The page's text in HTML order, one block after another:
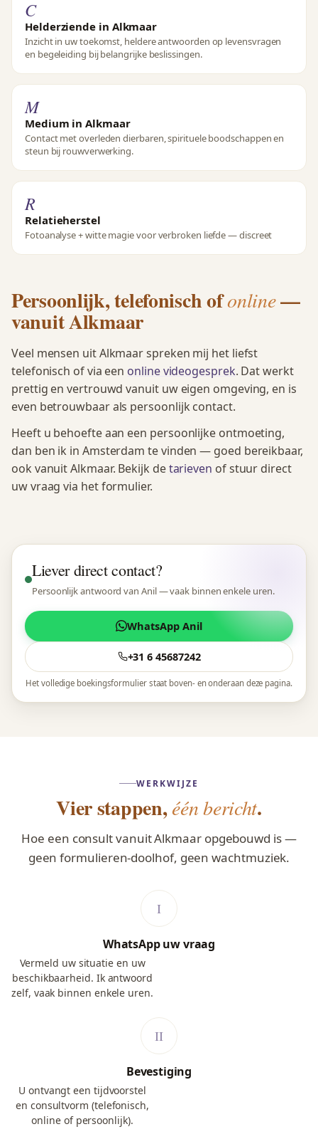
C
Helderziende in Alkmaar
Inzicht in uw toekomst, heldere antwoorden op levensvragen
en begeleiding bij belangrijke beslissingen.
M
Medium in Alkmaar
Contact met overleden dierbaren, spirituele boodschappen en
steun bij rouwverwerking.
R
Relatieherstel
Fotoanalyse + witte magie voor verbroken liefde — discreet
Persoonlijk, telefonisch ofonline—
vanuit Alkmaar
Veel mensen uit Alkmaar spreken mij het liefst
telefonisch of via een online videogesprek. Dat werkt
prettig en vertrouwd vanuit uw eigen omgeving, en is
even betrouwbaar als persoonlijk contact.
Heeft u behoefte aan een persoonlijke ontmoeting,
dan ben ik in Amsterdam te vinden — goed bereikbaar,
ook vanuit Alkmaar. Bekijk detarieven of stuur direct
uw vraag via het formulier.
Liever direct contact?
Persoonlijk antwoord van Anil — vaak binnen enkele uren.
WhatsApp Anil
+31 6 45687242
Het volledige boekingsformulier staat boven- en onderaan deze pagina.
WERKWIJZE
Vier stappen,één bericht.
Hoe een consult vanuit Alkmaar opgebouwd is —
geen formulieren-doolhof, geen wachtmuziek.
WhatsApp uw vraag
Vermeld uw situatie en uw
beschikbaarheid. Ik antwoord
zelf, vaak binnen enkele uren.
Bevestiging
U ontvangt een tijdvoorstel
en consultvorm (telefonisch,
online of persoonlijk).